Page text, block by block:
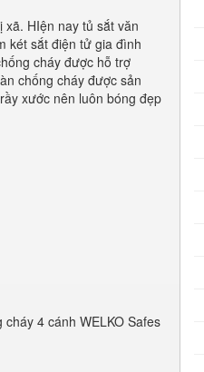
HIện nay tủ sắt văn
két sắt điện tử gia đình
cháy được hỗ trợ
chống cháy được sản
xước nên luôn bóng đẹp
4 cánh WELKO Safes